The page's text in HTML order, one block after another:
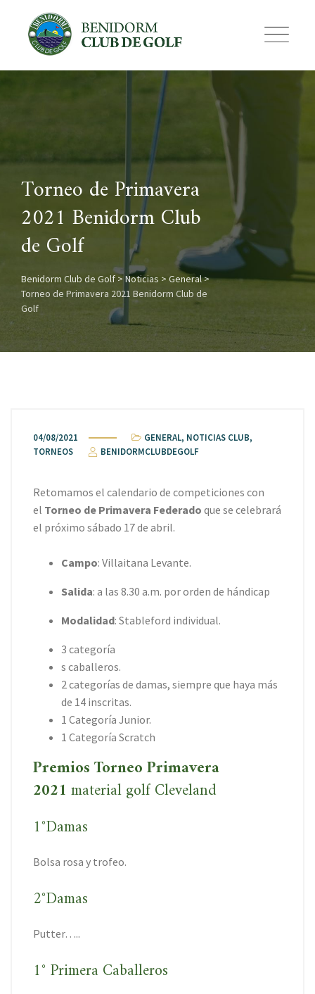
content
Torneo de Primavera
2021 Benidorm Club
de Golf
Benidorm Club de Golf >Noticias > General>
Torneo de Primavera 2021 Benidorm Club de
Golf
04/08/2021 GENERAL, NOTICIAS CLUB,
TORNEOS
BENIDORMCLUBDEGOLF
Retomamos el calendario de competiciones con
el Torneo de Primavera Federado que se celebrará
el próximo sábado 17 de abril.
Campo: Villaitana Levante.
Salida: a las 8.30 a.m. por orden de hándicap
Modalidad: Stableford individual.
3 categoría
s caballeros.
2 categorías de damas, siempre que haya más
de 14 inscritas.
1 Categoría Junior.
1 Categoría Scratch
Premios Torneo Primavera
2021 material golf Cleveland
1°Damas
Bolsa rosa y trofeo.
2°Damas
Putter…..
1° Primera Caballeros